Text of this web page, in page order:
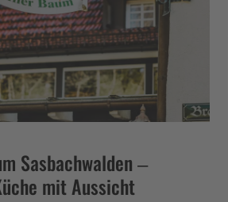
Sasbachwalden –
mit Aussicht